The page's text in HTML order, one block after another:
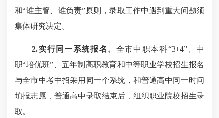
和“谁主管、谁负责”原则，录取工作中遇到重大问题须
集体研究决定。
2.实行同一系统报名。 全市中职本科“3+4”、中
职“培优班”、五年制高职教育和中等职业学校招生报名
与全市中考中招采用同一个系统，和普通高中同一时间
填报志愿，普通高中录取结束后，组织职业院校招生录
取。